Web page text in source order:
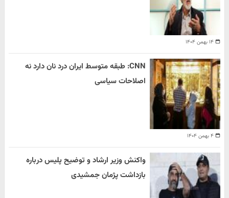
۱۴ بهمن ۱۴۰۴
۴ بهمن ۱۴۰۴
CNN: طبقه متوسط ایران درد نان دارد نه
اصلاحات سیاسی
واکنش وزیر ارشاد و توضیح پلیس درباره
بازداشت پژمان جمشیدی